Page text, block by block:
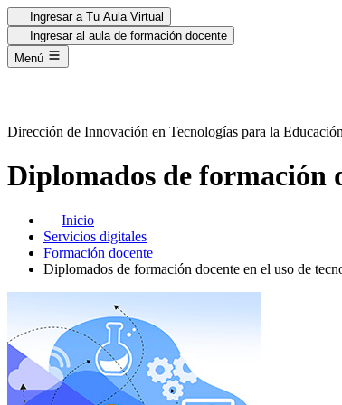
Ingresar a Tu Aula Virtual
Ingresar al aula de formación docente
Menú
Dirección de Innovación en Tecnologías para la Educación
Diplomados de formación
Inicio
Servicios digitales
Formación docente
Diplomados de formación docente en el uso de